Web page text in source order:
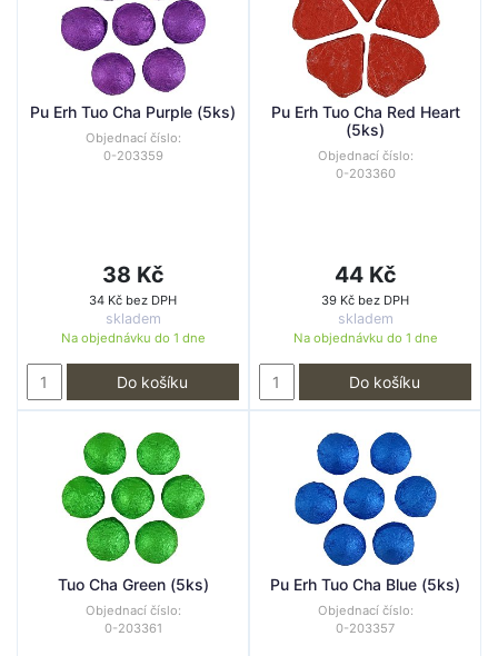
Pu Erh Tuo Cha Purple (5ks)
Objednací číslo:
0-203359
38 Kč
34 Kč bez DPH
skladem
Na objednávku do 1 dne
Do košíku
Pu Erh Tuo Cha Red Heart
(5ks)
Objednací číslo:
0-203360
44 Kč
39 Kč bez DPH
skladem
Na objednávku do 1 dne
Do košíku
Tuo Cha Green (5ks)
Objednací číslo:
0-203361
Pu Erh Tuo Cha Blue (5ks)
Objednací číslo:
0-203357